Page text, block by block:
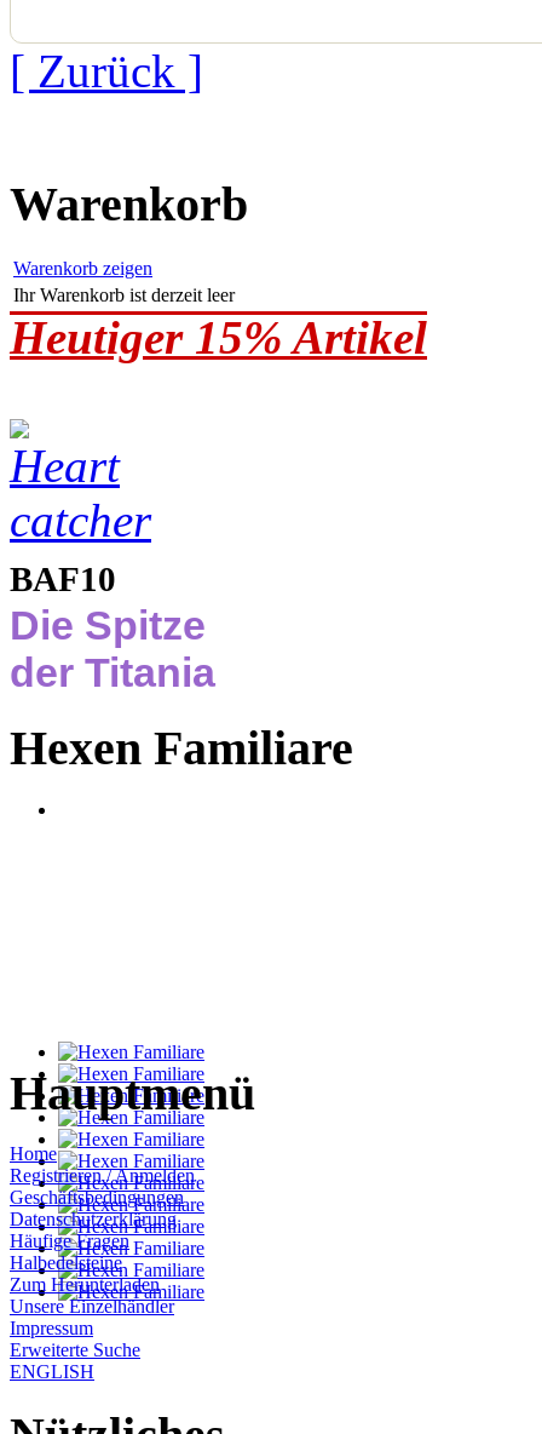
[ Zurück ]
Warenkorb
Warenkorb zeigen
Ihr Warenkorb ist derzeit leer
Heutiger 15% Artikel
BAF10
Die Spitze
der Titania
Hexen Familiare
Hauptmenü
Home
Registrieren / Anmelden
Geschäftsbedingungen
Datenschutzerklärung
Häufige Fragen
Halbedelsteine
Zum Herunterladen
Unsere Einzelhändler
Impressum
Erweiterte Suche
ENGLISH